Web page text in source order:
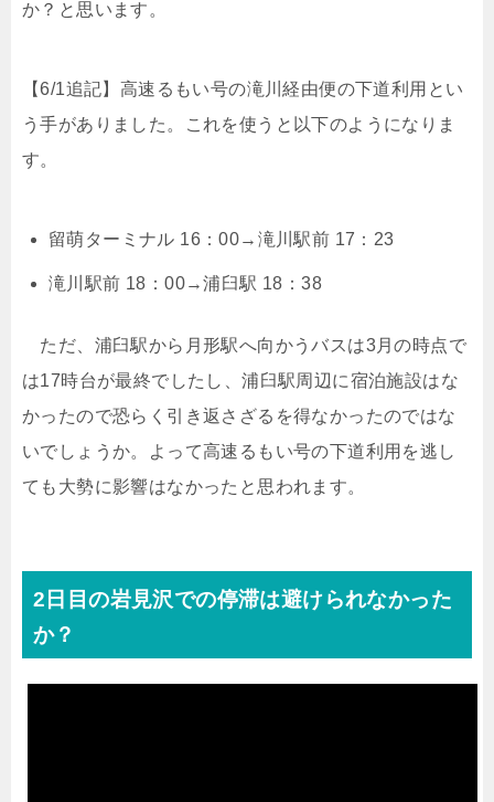
か？と思います。
【6/1追記】高速るもい号の滝川経由便の下道利用とい
う手がありました。これを使うと以下のようになりま
す。
留萌ターミナル 16：00→滝川駅前 17：23
滝川駅前 18：00→浦臼駅 18：38
ただ、浦臼駅から月形駅へ向かうバスは3月の時点で
は17時台が最終でしたし、浦臼駅周辺に宿泊施設はな
かったので恐らく引き返さざるを得なかったのではな
いでしょうか。よって高速るもい号の下道利用を逃し
ても大勢に影響はなかったと思われます。
2日目の岩見沢での停滞は避けられなかった
か？